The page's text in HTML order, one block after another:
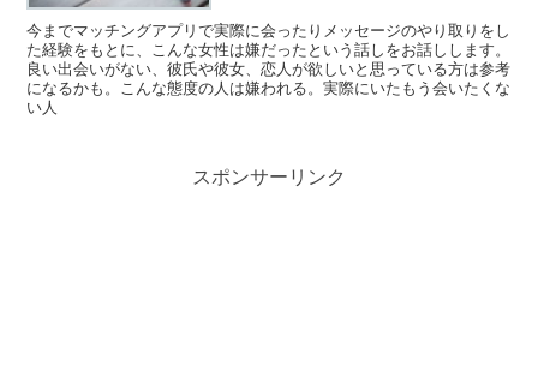
今までマッチングアプリで実際に会ったりメッセージのやり取りをし
た経験をもとに、こんな女性は嫌だったという話しをお話しします。
良い出会いがない、彼氏や彼女、恋人が欲しいと思っている方は参考
になるかも。こんな態度の人は嫌われる。実際にいたもう会いたくな
い人
スポンサーリンク